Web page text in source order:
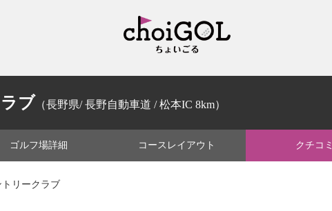
ブ （長野県/ 長野自動車道 / 松本IC 8km）
ゴルフ場詳細 コース レイアウト クチコミ
リークラブ